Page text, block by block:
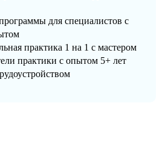
для специалистов с
практика 1 на 1 с мастером
практики с опытом 5+ лет